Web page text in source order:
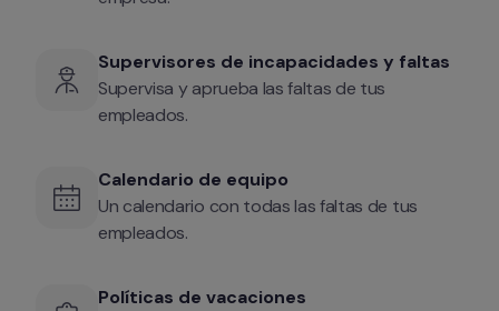
Supervisores de incapacidades y faltas
Supervisa y aprueba las faltas de tus
empleados.
Calendario de equipo
Un calendario con todas las faltas de tus
empleados.
Políticas de vacaciones